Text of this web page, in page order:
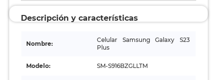
Descripción y características
Nombre:
Celular Samsung Galaxy S23
Plus
Modelo: SM-S916BZGLLTM